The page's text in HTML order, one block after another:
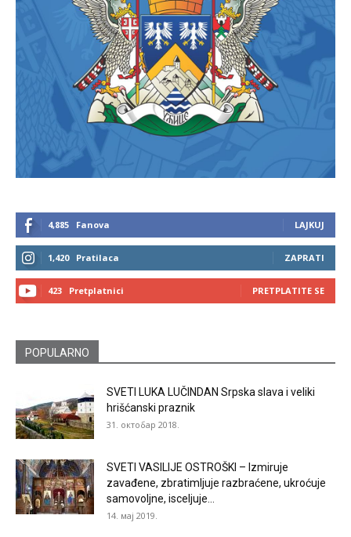
4,885 Fanova LAJKUJ
1,420 Pratilaca ZAPRATI
423 Pretplatnici PRETPLATITE SE
POPULARNO
SVETI LUKA LUČINDAN Srpska slava i veliki
hrišćanski praznik
31. октобар 2018.
SVETI VASILIJE OSTROŠKI – Izmiruje
zavađene, zbratimljuje razbraćene, ukroćuje
samovoljne, isceljuje...
14. мај 2019.